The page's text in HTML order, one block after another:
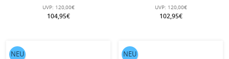
UVP: 120,00€
104,95€
UVP: 120,00€
102,95€
NEU NEU